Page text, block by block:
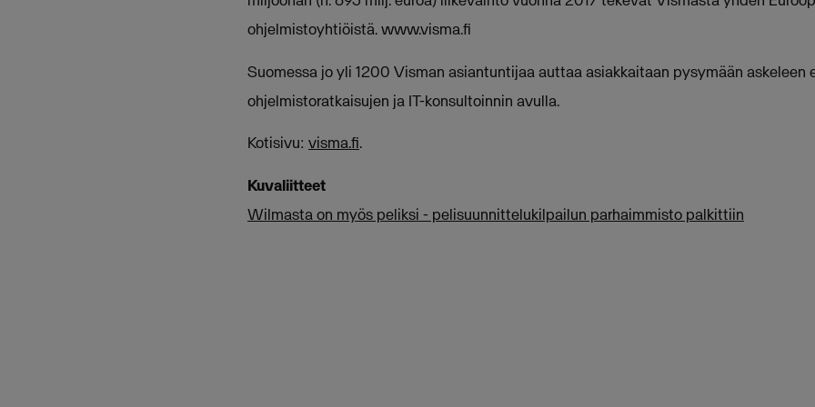
ohjelmistoyhtiöistä. www.visma.fi
Suomessa jo yli 1200 Visman asiantuntijaa auttaa asiakkaitaan pysymään askeleen
ohjelmistoratkaisujen ja IT-konsultoinnin avulla.
Kotisivu: visma.fi.
Kuvaliitteet
Wilmasta on myös peliksi - pelisuunnittelukilpailun parhaimmisto palkittiin